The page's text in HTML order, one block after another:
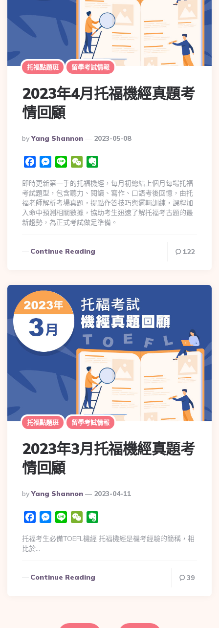
托福點題班 留學考試情報
2023年4月托福機經真題考
情回顧
By Yang Shannon 2023-05-08
FacebookMessenger
Line WeChat
即時更新第一手的托福機經，每月初總結上個月每場托福
考試題型，包含聽力、閱讀、寫作、口語考後回憶，由托
福老師解析考場真題，提點作答技巧與邏輯訓練，課程加
入命中預測相關數據，協助考生迅速了解托福考古題的最
新趨勢，為正式考試做足準備。
Continue Reading 122
托福點題班 留學考試情報
2023年3月托福機經真題考
情回顧
By Yang Shannon 2023-04-11
FacebookMessenger
Line WeChat
托福考生必備TOEFL機經 托福機經是機考經驗的簡稱，相
比於…
Continue Reading 39